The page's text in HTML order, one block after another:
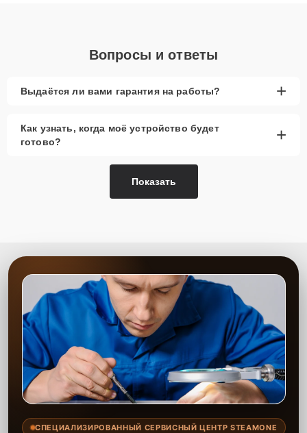
Вопросы и ответы
Выдаётся ли вами гарантия на работы? +
Как узнать, когда моё устройство будет
готово?
+
Показать
СПЕЦИАЛИЗИРОВАННЫЙ СЕРВИСНЫЙ ЦЕНТР STEAMONE